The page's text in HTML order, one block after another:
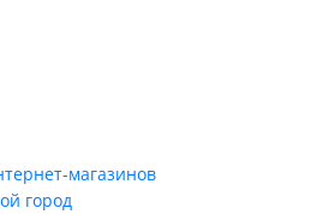
магазинов
город